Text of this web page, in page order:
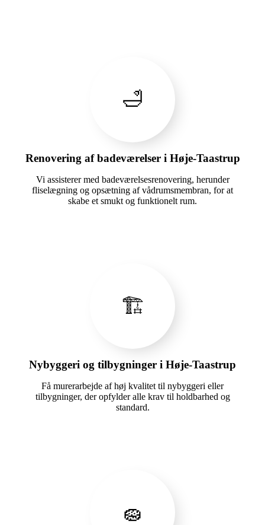
🛁
Renovering af badeværelser i Høje-Taastrup
Vi assisterer med badeværelsesrenovering, herunder
fliselægning og opsætning af vådrumsmembran, for at
skabe et smukt og funktionelt rum.
🏗️
Nybyggeri og tilbygninger i Høje-Taastrup
Få murerarbejde af høj kvalitet til nybyggeri eller
tilbygninger, der opfylder alle krav til holdbarhed og
standard.
🧽